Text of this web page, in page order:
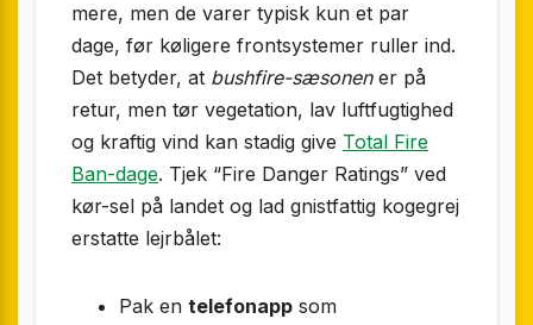
mere, men de varer typisk kun et par
dage, før køligere frontsystemer ruller ind.
Det betyder, at bushfire-sæsonener på
retur, men tør vegetation, lav luftfugtighed
og kraftig vind kan stadig give Total Fire
Ban-dage. Tjek “Fire Danger Ratings” ved
kør-sel på landet og lad gnistfattig kogegrej
erstatte lejrbålet:
Pak en telefonapp som